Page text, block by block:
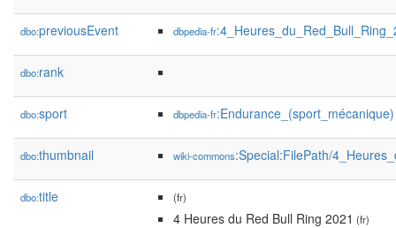
dbo:previousEvent dbpedia-fr
dbo:rank
dbo:sport dbpedia-fr:Endurance_(sport_mécanique)
dbo:thumbnail wiki-commons:Special:FilePath/
dbo:title (fr)
4 Heures du Red Bull Ring 2021 (fr)